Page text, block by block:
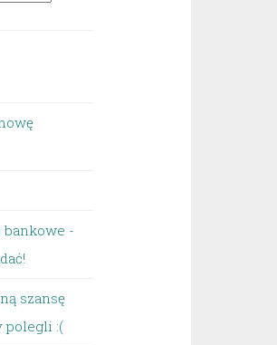
-
szansę
polegli :(